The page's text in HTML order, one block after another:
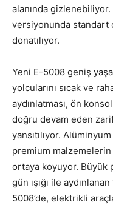
alanında gizlenebiliyor.
versiyonunda standart
donatılıyor.
Yeni E-5008 geniş
yolcularını sıcak ve
aydınlatması, ön
doğru devam eden
yansıtılıyor.
premium
ortaya koyuyor. Büyük
gün ışığı ile
5008’de, elektrikli